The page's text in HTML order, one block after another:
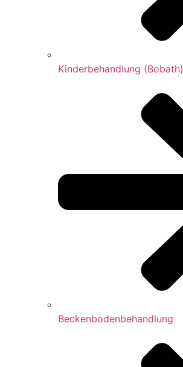
Kinderbehandlung (Bobath)
Beckenbodenbehandlung